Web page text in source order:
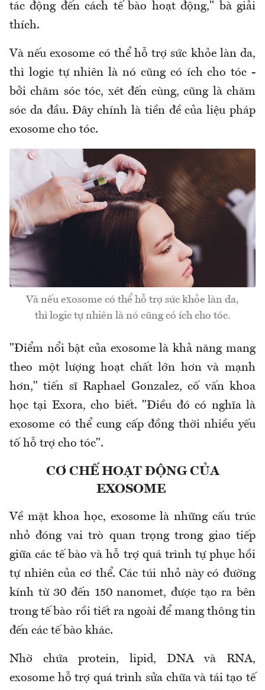
tác động đến cách tế bào hoạt động," bà giải
thích.
Và nếu exosome có thể hỗ trợ sức khỏe làn da,
thì logic tự nhiên là nó cũng có ích cho tóc -
bởi chăm sóc tóc, xét đến cùng, cũng là chăm
sóc da đầu. Đây chính là tiền đề của liệu pháp
exosome cho tóc.
Và nếu exosome có thể hỗ trợ sức khỏe làn da,
thì logic tự nhiên là nó cũng có ích cho tóc.
"Điểm nổi bật của exosome là khả năng mang
theo một lượng hoạt chất lớn hơn và mạnh
hơn," tiến sĩ Raphael Gonzalez, cố vấn khoa
học tại Exora, cho biết. "Điều đó có nghĩa là
exosome có thể cung cấp đồng thời nhiều yếu
tố hỗ trợ cho tóc".
CƠ CHẾ HOẠT ĐỘNG CỦA
EXOSOME
Về mặt khoa học, exosome là những cấu trúc
nhỏ đóng vai trò quan trọng trong giao tiếp
giữa các tế bào và hỗ trợ quá trình tự phục hồi
tự nhiên của cơ thể. Các túi nhỏ này có đường
kính từ 30 đến 150 nanomet, được tạo ra bên
trong tế bào rồi tiết ra ngoài để mang thông tin
đến các tế bào khác.
Nhờ chứa protein, lipid, DNA và RNA,
exosome hỗ trợ quá trình sửa chữa và tái tạo tế